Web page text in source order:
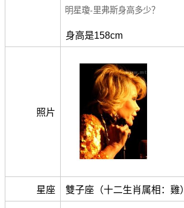
明星瓊-里弗斯身高多少？
身高是158cm
照片
星座 雙子座（十二生肖属相：雞）